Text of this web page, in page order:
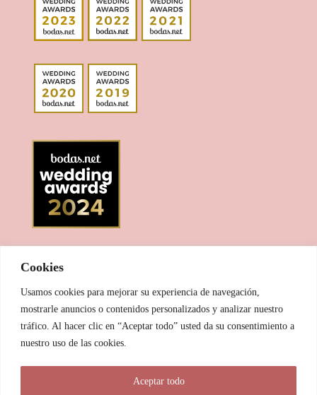
Cookies
Usamos cookies para mejorar su experiencia de navegación,
mostrarle anuncios o contenidos personalizados y analizar nuestro
tráfico. Al hacer clic en “Aceptar todo” usted da su consentimiento a
nuestro uso de las cookies.
Aceptar todo
© 2025 Las Pitxiak de la Cabra